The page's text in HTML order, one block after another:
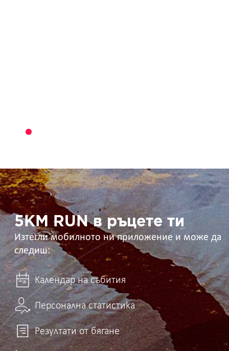
5KM
RUN
в
ръцете
ти 5KM RUN в ръцете ти
Изтегли мобилното ни приложение и може да
следиш:
Календар на събития
Персонална статистика
Резултати от бягане